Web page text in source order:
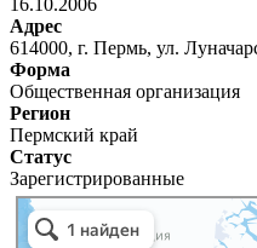
Адрес
614000, г. Пермь, ул.
Форма
Общественная организация
Регион
Пермский край
Статус
Зарегистрированные